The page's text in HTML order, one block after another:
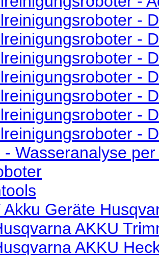
-
-
-
-
-
-
-
- Wasseranalyse per
Akku Geräte
AKKU
AKKU